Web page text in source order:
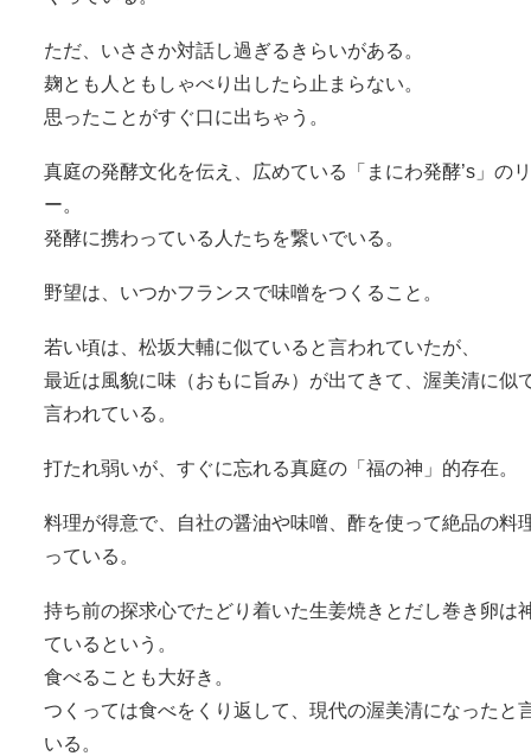
ただ、いささか対話し過ぎるきらいがある。
麹とも人ともしゃべり出したら止まらない。
思ったことがすぐ口に出ちゃう。
真庭の発酵文化を伝え、広めている「まにわ発酵’s」の
ー。
発酵に携わっている人たちを繋いでいる。
野望は、いつかフランスで味噌をつくること。
若い頃は、松坂大輔に似ていると言われていたが、
最近は風貌に味（おもに旨み）が出てきて、渥美清に似
言われている。
打たれ弱いが、すぐに忘れる真庭の「福の神」的存在。
料理が得意で、自社の醤油や味噌、酢を使って絶品の料
っている。
持ち前の探求心でたどり着いた生姜焼きとだし巻き卵は
ているという。
食べることも大好き。
つくっては食べをくり返して、現代の渥美清になったと
いる。